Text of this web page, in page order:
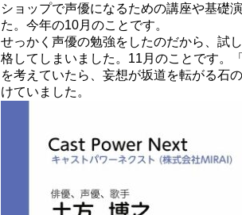
ショップで声優になるための講座や基礎
た。今年の10月のことです。
せっかく声優の勉強をしたのだから、試
格してしまいました。11月のことです。
を考えていたら、妄想が坂道を転がる石
けていました。